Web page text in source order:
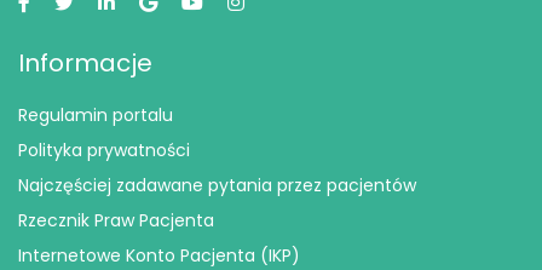
Informacje
Regulamin portalu
Polityka prywatności
Najczęściej zadawane pytania przez pacjentów
Rzecznik Praw Pacjenta
Internetowe Konto Pacjenta (IKP)